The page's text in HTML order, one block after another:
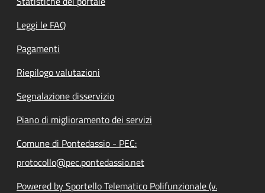
Leggi le FAQ
Pagamenti
Riepilogo valutazioni
Segnalazione disservizio
Piano di miglioramento dei servizi
Comune di Pontedassio - PEC:
protocollo@pec.pontedassio.net
Powered by Sportello Telematico Polifunzionale (v.